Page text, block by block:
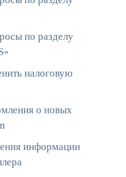
по разделу
налоговую
о новых
информации